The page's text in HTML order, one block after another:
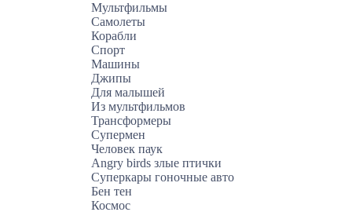
Мультфильмы
Самолеты
Корабли
Спорт
Машины
Джипы
Для малышей
Из мультфильмов
Трансформеры
Супермен
Человек паук
Angry birds злые птички
Суперкары гоночные авто
Бен тен
Космос